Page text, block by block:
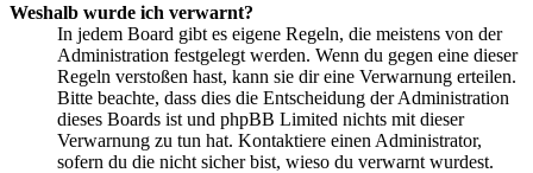
Weshalb wurde ich verwarnt?
In jedem Board gibt es eigene Regeln, die meistens von der
Administration festgelegt werden. Wenn du gegen eine dieser
Regeln verstoßen hast, kann sie dir eine Verwarnung erteilen.
Bitte beachte, dass dies die Entscheidung der Administration
dieses Boards ist und phpBB Limited nichts mit dieser
Verwarnung zu tun hat. Kontaktiere einen Administrator,
sofern du die nicht sicher bist, wieso du verwarnt wurdest.